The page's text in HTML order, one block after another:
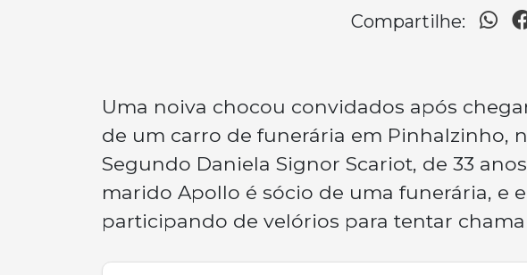
Compartilhe:
Uma noiva chocou convidados após
de um carro de funerária em Pinhalzinho,
Segundo Daniela Signor Scariot, de 33
marido Apollo é sócio de uma funerária, e
participando de velórios para tentar